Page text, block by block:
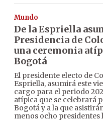
Mundo
De la Espriella
Presidencia de
una ceremonia
Bogotá
El presidente electo de
Espriella, asumirá este
cargo para el periodo
atípica que se celebrará
Bogotá y a la que
menos ocho